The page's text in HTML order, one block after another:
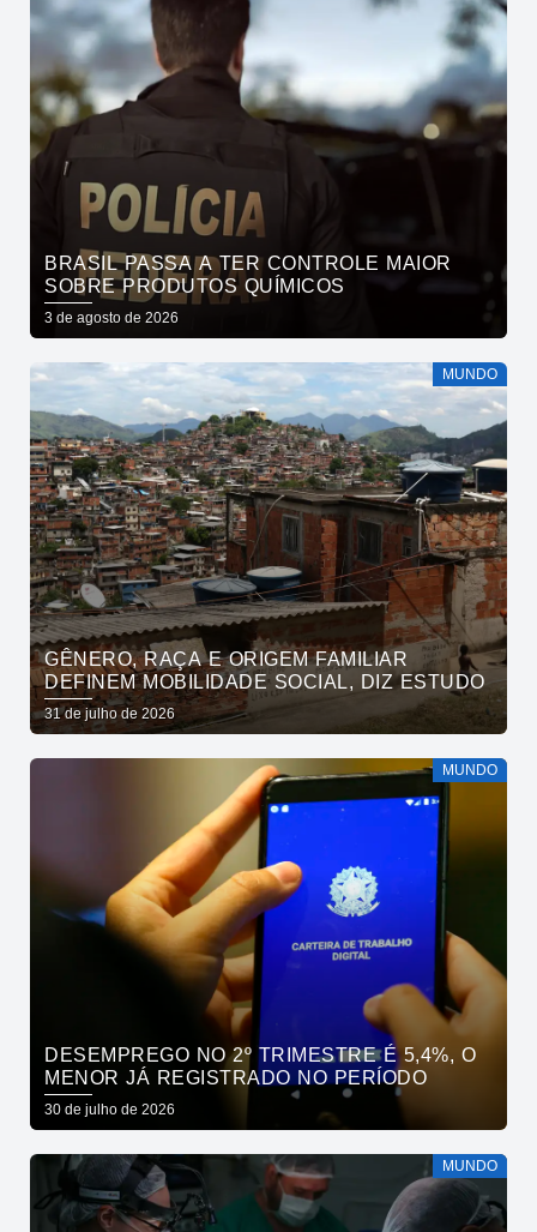
BRASIL PASSA A TER CONTROLE MAIOR
SOBRE PRODUTOS QUÍMICOS
3 de agosto de 2026
MUNDO
GÊNERO, RAÇA E ORIGEM FAMILIAR
DEFINEM MOBILIDADE SOCIAL, DIZ ESTUDO
31 de julho de 2026
MUNDO
DESEMPREGO NO 2º TRIMESTRE É 5,4%, O
MENOR JÁ REGISTRADO NO PERÍODO
30 de julho de 2026
MUNDO